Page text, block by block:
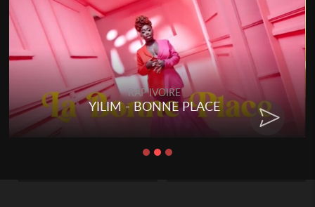
RAP IVOIRE
YILIM - BONNE PLACE